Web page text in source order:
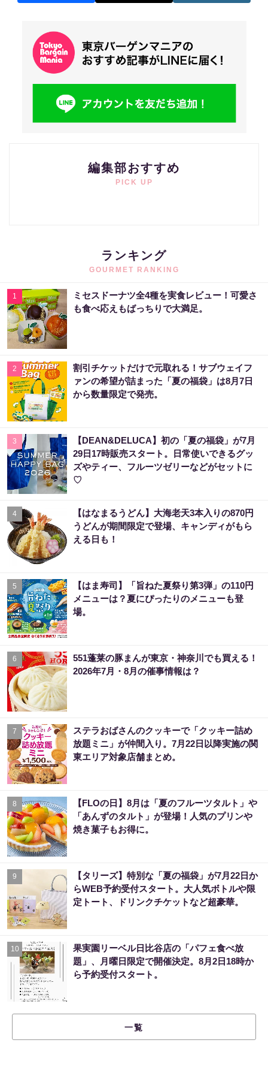
編集部おすすめ
PICK UP
ランキング
GOURMET RANKING
1
ミセスドーナツ全4種を実食レビュー！可愛さ
も食べ応えもばっちりで大満足。
2
割引チケットだけで元取れる！サブウェイフ
ァンの希望が詰まった「夏の福袋」は8月7日
から数量限定で発売。
3
【DEAN&DELUCA】初の「夏の福袋」が7月
29日17時販売スタート。日常使いできるグッ
ズやティー、フルーツゼリーなどがセットに
♡
4
【はなまるうどん】大海老天3本入りの870円
うどんが期間限定で登場、キャンディがもら
える日も！
5
【はま寿司】「旨ねた夏祭り第3弾」の110円
メニューは？夏にぴったりのメニューも登
場。
6
551蓬莱の豚まんが東京・神奈川でも買える！
2026年7月・8月の催事情報は？
7
ステラおばさんのクッキーで「クッキー詰め
放題ミニ」が仲間入り。7月22日以降実施の関
東エリア対象店舗まとめ。
8
【FLOの日】8月は「夏のフルーツタルト」や
「あんずのタルト」が登場！人気のプリンや
焼き菓子もお得に。
9
【タリーズ】特別な「夏の福袋」が7月22日か
らWEB予約受付スタート。大人気ボトルや限
定トート、ドリンクチケットなど超豪華。
10
果実園リーベル日比谷店の「パフェ食べ放
題」、月曜日限定で開催決定。8月2日18時か
ら予約受付スタート。
一覧